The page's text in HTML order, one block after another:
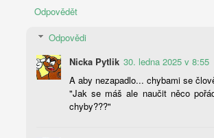
Odpovědět
Odpovědi
Nicka Pytlik 30. ledna 2025 v 8:55
A aby nezapadlo... chybami se
"Jak se máš ale naučit něco
chyby???"
AUG
4
Předávání informací